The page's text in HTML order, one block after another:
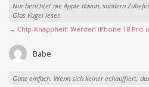
Nur berichtet nie Apple davon, sondern
Glas Kugel leser.
→ Chip-Knappheit: Werden iPhone 18 Pro
Babe
Ganz einfach. Wenn sich keiner echauffiert,